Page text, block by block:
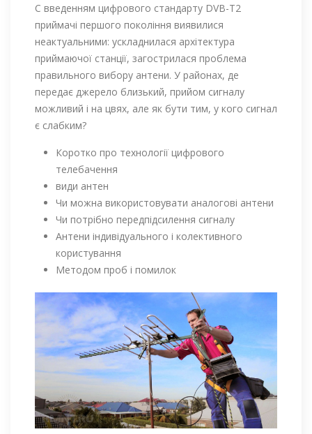
C введенням цифрового стандарту DVB-Т2
приймачі першого покоління виявилися
неактуальними: ускладнилася архітектура
приймаючої станції, загострилася проблема
правильного вибору антени. У районах, де
передає джерело близький, прийом сигналу
можливий і на цвях, але як бути тим, у кого сигнал
є слабким?
Коротко про технології цифрового
телебачення
види антен
Чи можна використовувати аналогові антени
Чи потрібно передпідсилення сигналу
Антени індивідуального і колективного
користування
Методом проб і помилок